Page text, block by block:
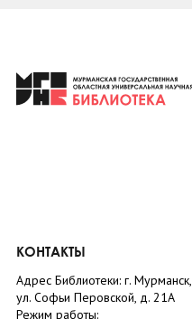
КОНТАКТЫ
Адрес Библиотеки: г. Мурманск,
ул. Софьи Перовской, д. 21А
Режим работы: